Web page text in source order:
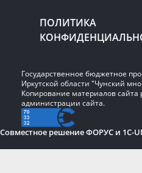
ПОЛИТИКА
Государственное бюджетное
Иркутской области "Чунский
Копирование материалов сайта
администрации сайта.
Совместное решение ФОРУС и 1C-